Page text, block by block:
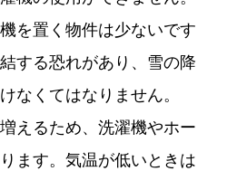
を置く物件は少ないです
する恐れがあり、雪の降
なくてはなりません。
えるため、洗濯機やホー
ます。気温が低いときは